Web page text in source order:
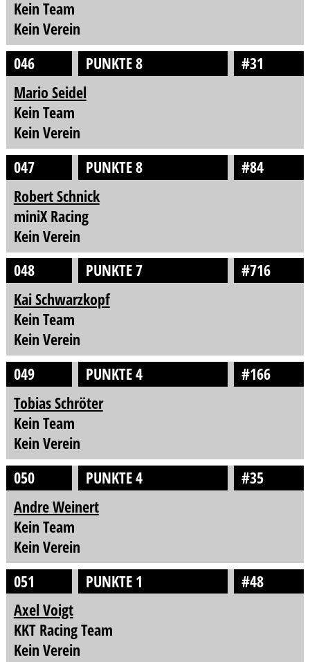
Kein Team
Kein Verein
046
PUNKTE 8
#31
Mario Seidel
Kein Team
Kein Verein
047
PUNKTE 8
#84
Robert Schnick
miniX Racing
Kein Verein
048
PUNKTE 7
#716
Kai Schwarzkopf
Kein Team
Kein Verein
049
PUNKTE 4
#166
Tobias Schröter
Kein Team
Kein Verein
050
PUNKTE 4
#35
Andre Weinert
Kein Team
Kein Verein
051
PUNKTE 1
#48
Axel Voigt
KKT Racing Team
Kein Verein